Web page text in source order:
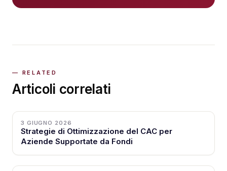
Articoli correlati
3 GIUGNO 2026
Strategie di Ottimizzazione del CAC per
Aziende Supportate da Fondi